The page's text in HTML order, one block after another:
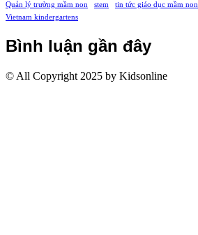
Quản lý trường mầm non stem tin tức giáo dục mầm non
Vietnam kindergartens
Bình luận gần đây
© All Copyright 2025 by Kidsonline